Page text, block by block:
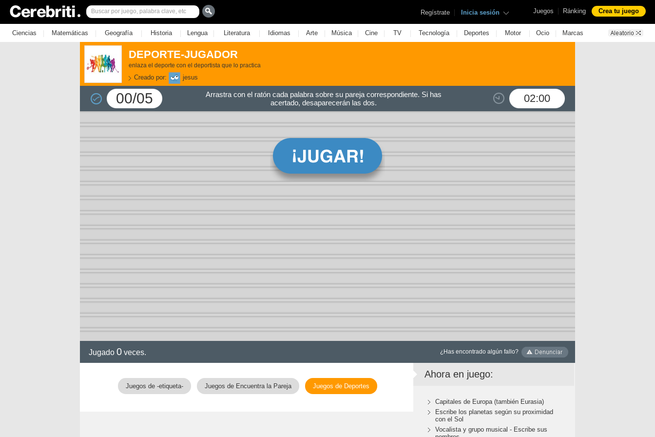
Juegos | Ránking Crea tu juego
Regístrate | Inicia sesión
Ciencias | Matemáticas | Geografía | Historia | Lengua | Literatura | Idiomas | Arte | Música | Cine | TV | Tecnología | Deportes | Motor | Ocio | Marcas
DEPORTE-JUGADOR
enlaza el deporte con el deportista que lo practica
Creado por: jesus
00/05 02:00
Arrastra con el ratón cada palabra sobre su pareja correspondiente. Si has
acertado, desaparecerán las dos.
Jugado 0 veces. ¿Has encontrado algún fallo?
Juegos de -etiqueta- Juegos de Encuentra la Pareja Juegos de Deportes
Ahora en juego:
Capitales de Europa (también Eurasia)
Escribe los planetas según su proximidad
con el Sol
Vocalista y grupo musical - Escribe sus